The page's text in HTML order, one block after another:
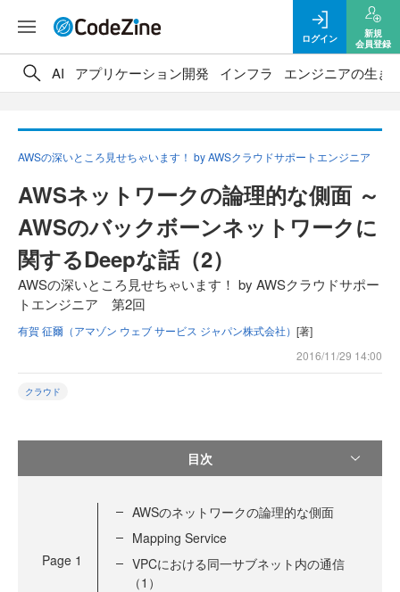
ログイン
新規
会員登録
AI アプリケーション開発 インフラ エンジニアの生き
AWSの深いところ見せちゃいます！ by AWSクラウドサポートエンジニア
AWSネットワークの論理的な側面 ～
AWSのバックボーンネットワークに
関するDeepな話（2）
AWSの深いところ見せちゃいます！ by AWSクラウドサポー
トエンジニア 第2回
有賀 征爾（アマゾン ウェブ サービス ジャパン株式会社） [著]
2016/11/29 14:00
クラウド
目次
Page 1
AWSのネットワークの論理的な側面
Mapping Service
VPCにおける同一サブネット内の通信
（1）